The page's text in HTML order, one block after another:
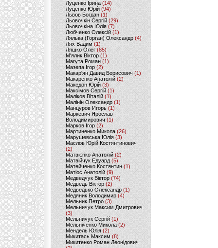
Луценко Ірина (14)
Луценко Юрій (94)
Львов Богдан (1)
Льовочкін Сергій (29)
Льовочкіна Юлія(7)
Любченко Олексій(1)
Лялька (Горган) Олександр(4)
Лях Вадим (1)
Ляшко Олег (85)
М'ялик Віктор(1)
Магута Роман(1)
Мазепа Ігор (2)
Макар'ян Давид Борисович(1)
Макаренко Анатолій (2)
Македон Юрій(3)
Максімов Сергій (1)
Маліков Віталій (1)
Малінін Олександр (1)
Манцуров Игорь (1)
Маркевич Ярослав
Володимирович (1)
Марков Ігор (2)
Мартиненко Микола (26)
Марушевська Юлія (3)
Маслов Юрій Костянтинович
(2)
Матвієнко Анатолій (2)
Матвійчук Едуард(5)
Матейченко Костянтин (1)
Матіос Анатолій (9)
Медведчук Віктор(74)
Медведь Віктор (2)
Медведько Олександр (1)
Медяник Володимир(4)
Мельник Петро (3)
Мельничук Максим Дмитрович
(3)
Мельничук Сергій (1)
Мельніченко Микола (2)
Мендель Юлія (2)
Микитась Максим (8)
Микитенко Роман Леонідович